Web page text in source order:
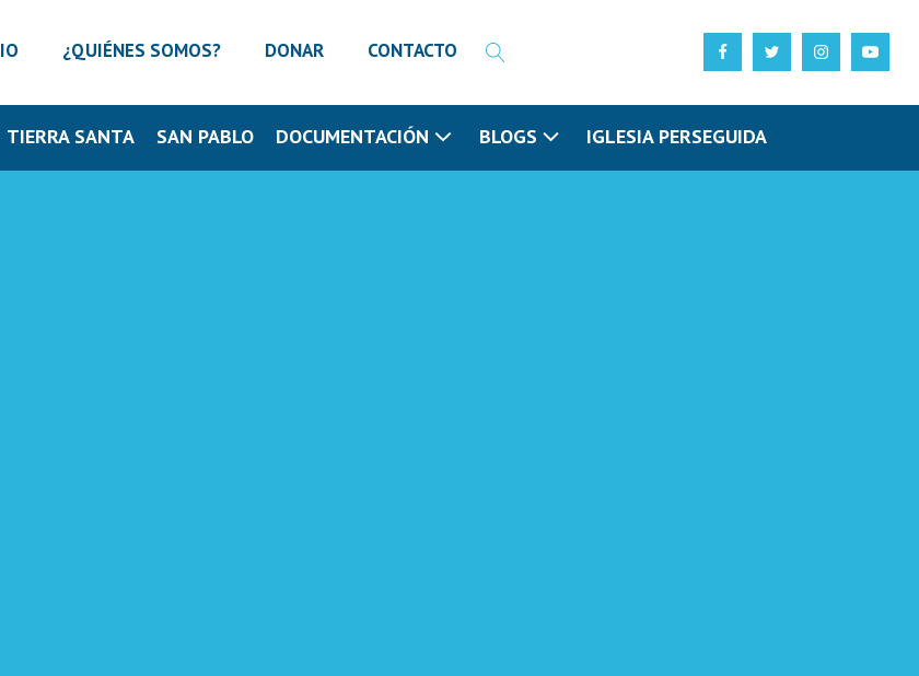
¿QUIÉNES SOMOS? DONAR CONTACTO
TIERRA SANTA SAN PABLO DOCUMENTACIÓN BLOGS IGLESIA PERSEGUIDA